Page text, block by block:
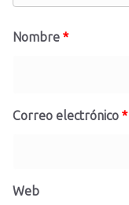
Nombre *
Correo electrónico *
Web